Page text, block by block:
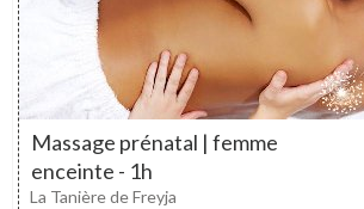
Massage prénatal | femme
enceinte - 1h
La Tanière de Freyja